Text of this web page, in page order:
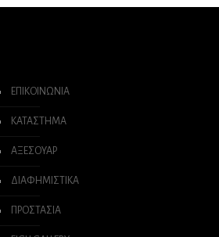
ΕΠΙΚΟΙΝΩΝΙΑ
ΚΑΤΑΣΤΗΜΑ
ΑΞΕΣΟΥΑΡ
ΔΙΑΦΗΜΙΣΤΙΚΑ
ΠΡΟΣΤΑΣΙΑ